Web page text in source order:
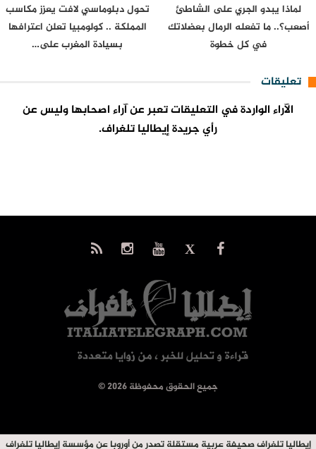
لماذا يبدو الجري على الشاطئ
أصعب؟.. ما تفعله الرمال بعضلاتك
في كل خطوة
تحول دبلوماسي لافت يعزز مكاسب
المملكة .. كولومبيا تعلن اعترافها
بسيادة المغرب على…
تعليقات
الآراء الواردة في التعليقات تعبر عن آراء اصحابها وليس عن
رأي جريدة إيطاليا تلغراف.
© جميع الحقوق محفوظة 2026
إيطاليا تلغراف صحيفة عربية مستقلة تصدر من أوروبا عن مؤسسة إيطاليا تلغراف